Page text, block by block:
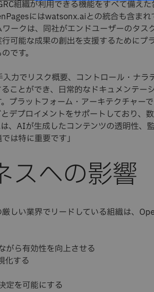
組織が利用できる機能をすべて備え
にはwatsonx.aiとの統合も含まれ
ークは、同社がエンドユーザーのタス
可能な成果の創出を支援するためにプ
です。
力でリスク概要、コントロール・ナラ
ことができ、日常的なドキュメンテー
プラットフォーム・アーキテクチャー
デプロイメントをサポートしており、
、AIが生成したコンテンツの透明性、監
は特に重要です」
スへの影響
しい業界でリードしている組織は、
がら有効性を向上させる
化する
定を可能にする